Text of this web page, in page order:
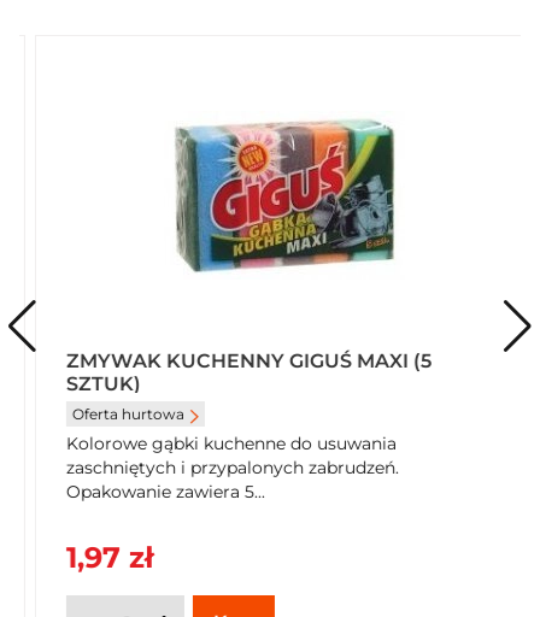
ZMYWAK KUCHENNY GIGUŚ MAXI (5
SZTUK)
Oferta hurtowa
Kolorowe gąbki kuchenne do usuwania
zaschniętych i przypalonych zabrudzeń.
Opakowanie zawiera 5...
1,97 zł